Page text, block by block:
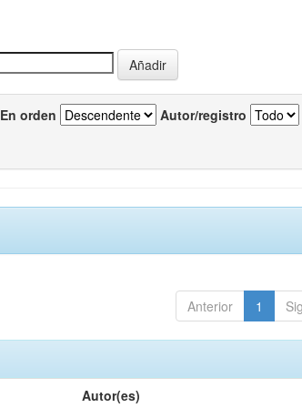
En orden Autor/registro
Anterior 1
Autor(es)